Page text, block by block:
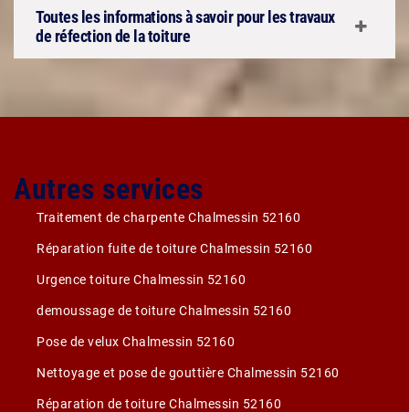
Toutes les informations à savoir pour les travaux
de réfection de la toiture
Autres services
Traitement de charpente Chalmessin 52160
Réparation fuite de toiture Chalmessin 52160
Urgence toiture Chalmessin 52160
demoussage de toiture Chalmessin 52160
Pose de velux Chalmessin 52160
Nettoyage et pose de gouttière Chalmessin 52160
Réparation de toiture Chalmessin 52160